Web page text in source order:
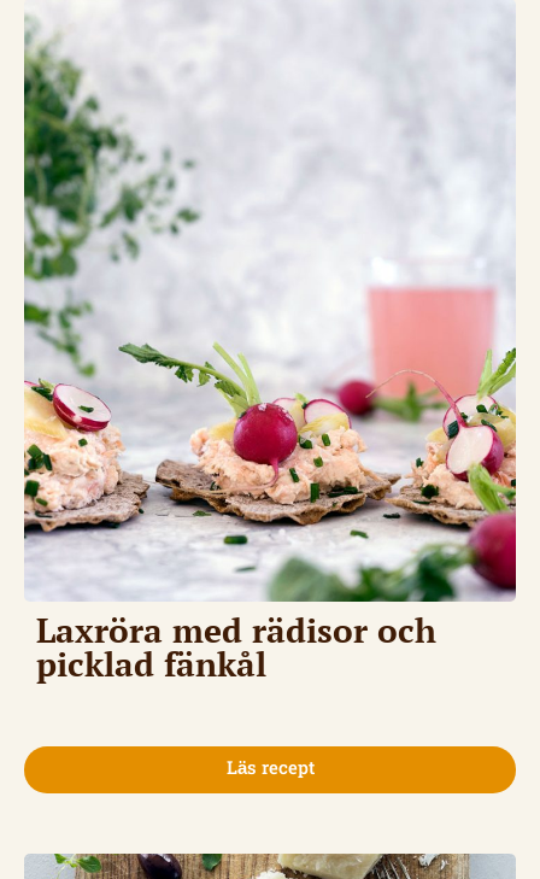
Laxröra med rädisor och
picklad fänkål
Läs recept